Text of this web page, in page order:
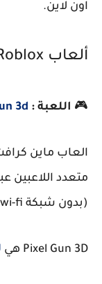
اون لاين.
ألعاب Roblox مجانا
🎮 اللعبة : 3d
(بدون شبكة wi-fi) ✈️ العاب اون لاين
Pixel Gun 3D هي